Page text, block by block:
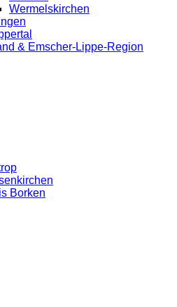
Wermelskirchen
& Emscher-Lippe-Region
Borken